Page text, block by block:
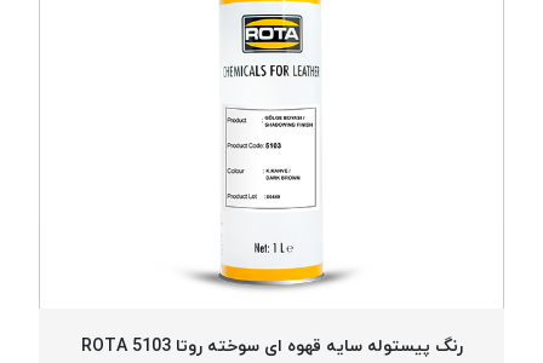
رنگ پیستوله سایه قهوه ای سوخته روتا 5103 ROTA